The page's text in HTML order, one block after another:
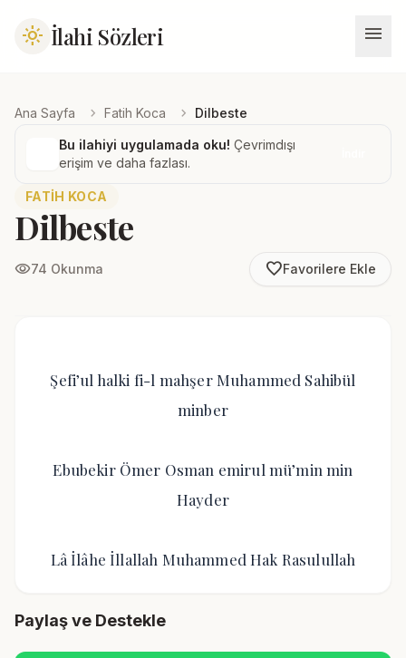
light_mode İlahi Sözleri menu
Ana Sayfa chevron_right Fatih Koca chevron_right Dilbeste
Bu ilahiyi uygulamada oku! Çevrimdışı
erişim ve daha fazlası.
FATIH KOCA
Dilbeste
visibility74 Okunma favorite_borderFavorilere Ekle
Şefi’ul halki fi-l mahşer Muhammed Sahibül
minber
Ebubekir Ömer Osman emirul mü’min min
Hayder
Lâ İlâhe İllallah Muhammed Hak Rasulullah
Paylaş ve Destekle